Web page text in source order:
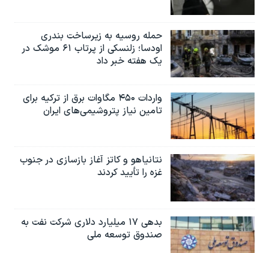
حمله روسیه به زیرساخت بندری
اودسا؛ زلنسکی از پرتاب ۶۱ موشک در
یک هفته خبر داد
واردات ۴۵۰ مگاوات برق از ترکیه برای
تامین نیاز پتروشیمی‌های ایران
نتانیاهو و کاتز آغاز بازسازی در جنوب
غزه را تأیید کردند
بدهی ۱۷ میلیارد دلاری شرکت نفت به
صندوق توسعه ملی